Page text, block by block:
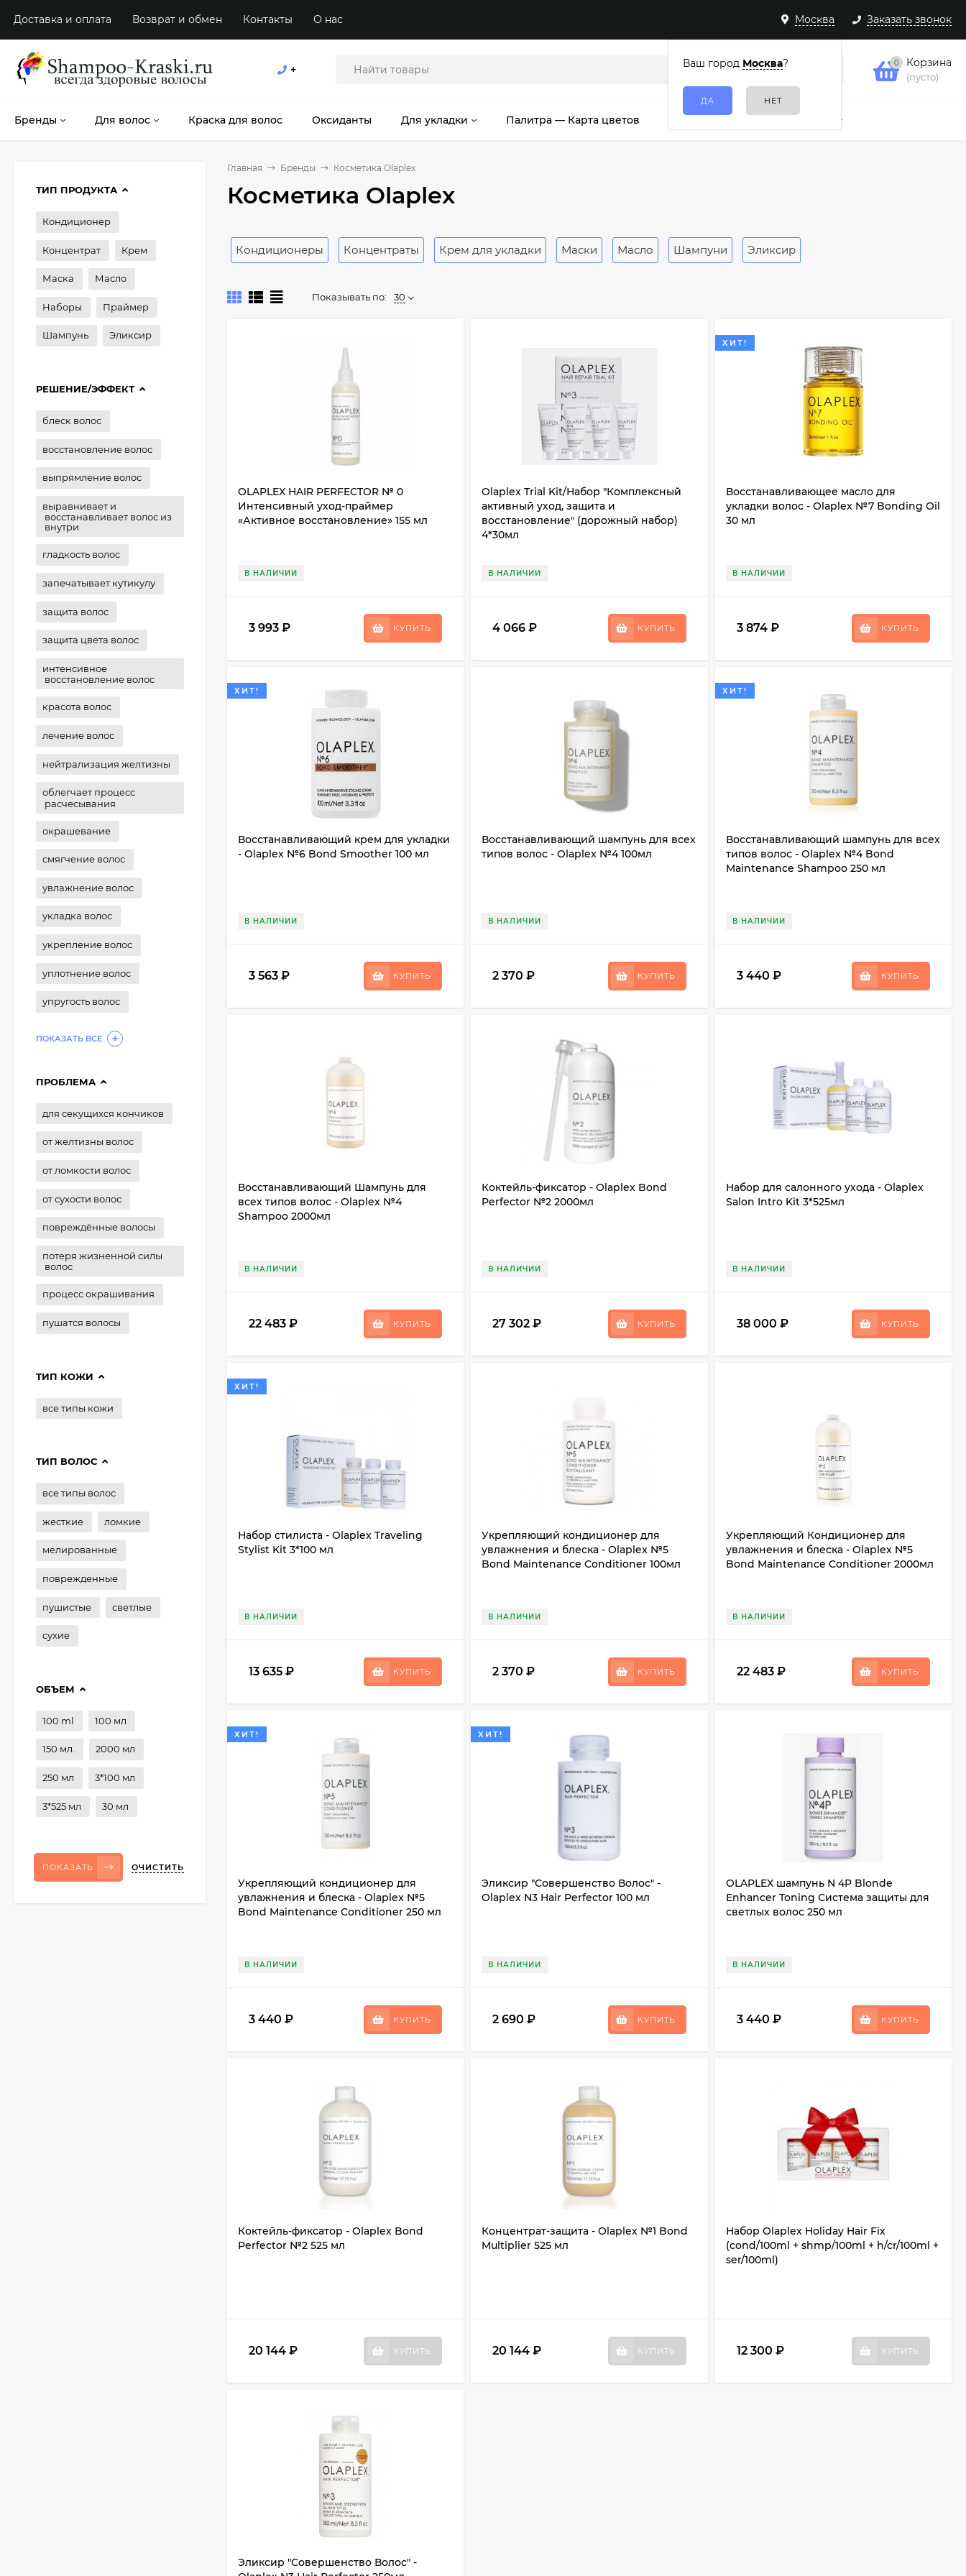
Москва
Ваш город Москва?
Заказать звонок
Доставка и оплата Возврат и обмен Контакты О нас
+
0 Корзина
(пусто)
Бренды Для волос Краска для волос Оксиданты Для укладки Палитра — Карта цветов
Главная Бренды Косметика Olaplex
Косметика Olaplex
Кондиционеры Концентраты Крем для укладки Маски Масло Шампуни Эликсир
Показывать по: 30
OLAPLEX HAIR PERFECTOR № 0
Интенсивный уход-праймер
«Активное восстановление» 155 мл
В НАЛИЧИИ
3 993 ₽ КУПИТЬ
Olaplex Trial Kit/Набор "Комплексный
активный уход, защита и
восстановление" (дорожный набор)
4*30мл
В НАЛИЧИИ
4 066₽ КУПИТЬ
ХИТ!
Восстанавливающее масло для
укладки волос - Olaplex №7 Bonding Oil
30 мл
В НАЛИЧИИ
3 874 ₽ КУПИТЬ
ХИТ!
Восстанавливающий крем для укладки
- Olaplex №6 Bond Smoother 100 мл
В НАЛИЧИИ
3 563 ₽ КУПИТЬ
Восстанавливающий шампунь для всех
типов волос - Olaplex №4 100мл
В НАЛИЧИИ
2 370₽ КУПИТЬ
ХИТ!
Восстанавливающий шампунь для всех
типов волос - Olaplex №4 Bond
Maintenance Shampoo 250 мл
В НАЛИЧИИ
3 440 ₽ КУПИТЬ
Восстанавливающий Шампунь для
всех типов волос - Olaplex №4
Shampoo 2000мл
В НАЛИЧИИ
22 483 ₽ КУПИТЬ
Коктейль-фиксатор - Olaplex Bond
Perfector №2 2000мл
В НАЛИЧИИ
27 302₽ КУПИТЬ
Набор для салонного ухода - Olaplex
Salon Intro Kit 3*525мл
В НАЛИЧИИ
38 000 ₽ КУПИТЬ
ХИТ!
Набор стилиста - Olaplex Traveling
Stylist Kit 3*100 мл
В НАЛИЧИИ
13 635 ₽ КУПИТЬ
Укрепляющий кондиционер для
увлажнения и блеска - Olaplex №5
Bond Maintenance Conditioner 100мл
В НАЛИЧИИ
2 370₽ КУПИТЬ
Укрепляющий Кондиционер для
увлажнения и блеска - Olaplex №5
Bond Maintenance Conditioner 2000мл
В НАЛИЧИИ
22 483 ₽ КУПИТЬ
ХИТ!
Укрепляющий кондиционер для
увлажнения и блеска - Olaplex №5
Bond Maintenance Conditioner 250 мл
В НАЛИЧИИ
3 440 ₽ КУПИТЬ
ХИТ!
Эликсир "Совершенство Волос" -
Olaplex N3 Hair Perfector 100 мл
В НАЛИЧИИ
2 690₽ КУПИТЬ
OLAPLEX шампунь N 4P Blonde
Enhancer Toning Система защиты для
светлых волос 250 мл
В НАЛИЧИИ
3 440 ₽ КУПИТЬ
Коктейль-фиксатор - Olaplex Bond
Perfector №2 525 мл
20 144 ₽ КУПИТЬ
Концентрат-защита - Olaplex №1 Bond
Multiplier 525 мл
20 144₽ КУПИТЬ
Набор Olaplex Holiday Hair Fix
(cond/100ml + shmp/100ml + h/cr/100ml +
ser/100ml)
12 300 ₽ КУПИТЬ
Эликсир "Совершенство Волос" -
ТИП ПРОДУКТА
Кондиционер
Концентрат Крем
Маска Масло
Наборы Праймер
Шампунь Эликсир
РЕШЕНИЕ/ЭФФЕКТ
блеск волос
восстановление волос
выпрямление волос
выравнивает и
восстанавливает волос из
внутри
гладкость волос
запечатывает кутикулу
защита волос
защита цвета волос
интенсивное
восстановление волос
красота волос
лечение волос
нейтрализация желтизны
облегчает процесс
расчесывания
окрашевание
смягчение волос
увлажнение волос
укладка волос
укрепление волос
уплотнение волос
упругость волос
ПОКАЗАТЬ ВСЕ
ПРОБЛЕМА
для секущихся кончиков
от желтизны волос
от ломкости волос
от сухости волос
повреждённые волосы
потеря жизненной силы
волос
процесс окрашивания
пушатся волосы
ТИП КОЖИ
все типы кожи
ТИП ВОЛОС
все типы волос
жесткие ломкие
мелированные
поврежденные
пушистые светлые
сухие
ОБЪЕМ
100 ml 100 мл
150 мл. 2000 мл
250 мл 3*100 мл
3*525 мл 30 мл
ПОКАЗАТЬ ОЧИСТИТЬ